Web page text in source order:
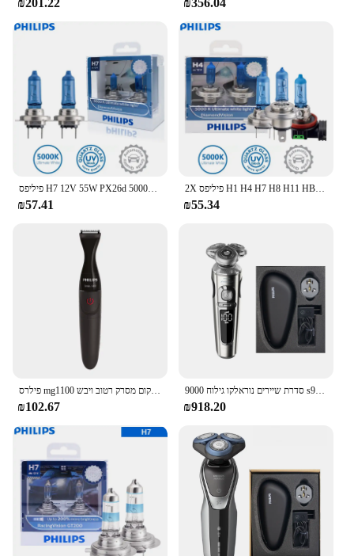
₪201.22 ₪356.04
פיליפס H7 12V 55W PX26d 5000K יהלומי חזון הלוגן פנס המכונית אור קר כחול Ultra לבן כללי רכב אור 12972DVS2 2pcs
₪57.41
2X פיליפס H1 H4 H7 H8 H11 HB2 HB3 HB4 9003 9005 9006 12V יהלומי חזון 5000K סופר לבן הלוגן נורות אוטומטי פנס ערפל מנורה
₪55.34
פילרס mg1100 זקן זקן קר מגהצח חשמלי צפי שיער פנים זזים 3-מיקום מסרק רטוב ויבש
₪102.67
סדרת שיירים נוראלקו גילוח 9000 s9820, רטוב ויבש, ללא אריזה מקורית, תשלום מהיר
₪918.20